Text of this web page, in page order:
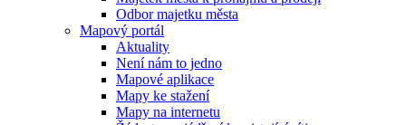
Odbor majetku města
Mapový portál
Aktuality
Není nám to jedno
Mapové aplikace
Mapy ke stažení
Mapy na internetu